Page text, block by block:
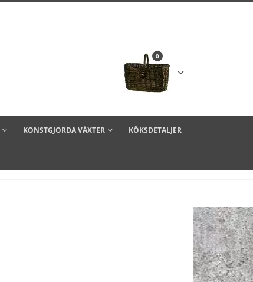
0
KONSTGJORDA VÄXTER KÖKSDETALJER